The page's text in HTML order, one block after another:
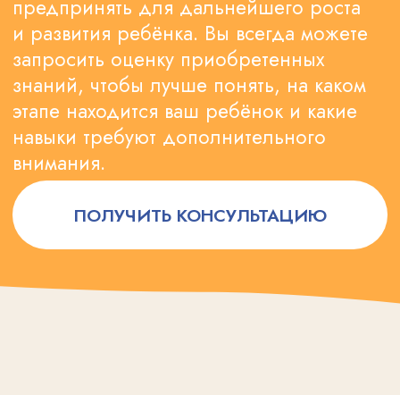
Записаться
+7 (495) 477-74-09
Частный детский сад
ЗАНЯТИЯ